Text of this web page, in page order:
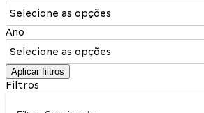
Selecione as opções
Ano
Selecione as opções
Aplicar filtros
Filtros